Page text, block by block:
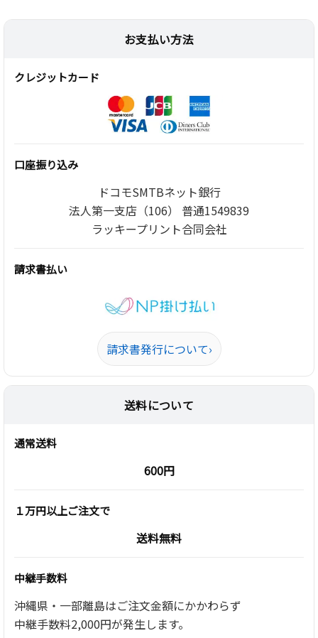
お支払い方法
クレジットカード
口座振り込み
ドコモSMTBネット銀行
法人第一支店（106） 普通1549839
ラッキープリント合同会社
請求書払い
請求書発行について›
送料について
通常送料
600円
１万円以上ご注文で
送料無料
中継手数料
沖縄県・一部離島はご注文金額にかかわらず
中継手数料2,000円が発生します。